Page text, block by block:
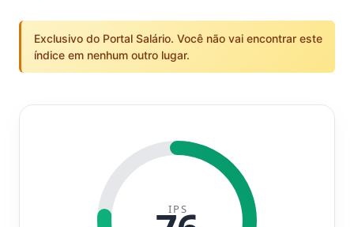
Exclusivo do Portal Salário. Você não vai encontrar este
índice em nenhum outro lugar.
IPS